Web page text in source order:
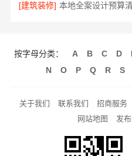
[建筑装修]
按字母分类： A B C D
N
O P Q R S
关于我们 联系我们 招商服务
网站地图
发